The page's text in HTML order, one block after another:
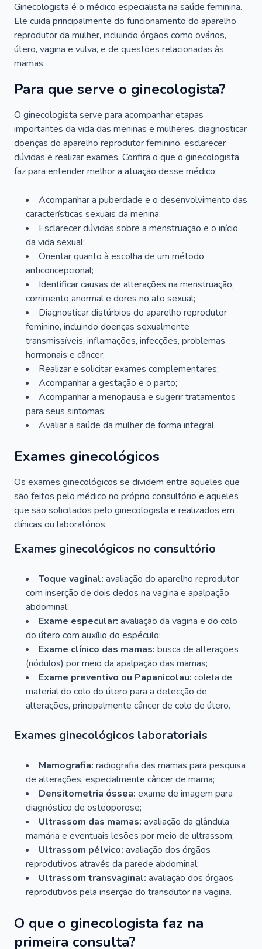
Ginecologista é o médico especialista na saúde feminina.
Ele cuida principalmente do funcionamento do aparelho
reprodutor da mulher, incluindo órgãos como ovários,
útero, vagina e vulva, e de questões relacionadas às
mamas.
Para que serve o ginecologista?
O ginecologista serve para acompanhar etapas
importantes da vida das meninas e mulheres, diagnosticar
doenças do aparelho reprodutor feminino, esclarecer
dúvidas e realizar exames. Confira o que o ginecologista
faz para entender melhor a atuação desse médico:
Acompanhar a puberdade e o desenvolvimento das
características sexuais da menina;
Esclarecer dúvidas sobre a menstruação e o início
da vida sexual;
Orientar quanto à escolha de um método
anticoncepcional;
Identificar causas de alterações na menstruação,
corrimento anormal e dores no ato sexual;
Diagnosticar distúrbios do aparelho reprodutor
feminino, incluindo doenças sexualmente
transmissíveis, inflamações, infecções, problemas
hormonais e câncer;
Realizar e solicitar exames complementares;
Acompanhar a gestação e o parto;
Acompanhar a menopausa e sugerir tratamentos
para seus sintomas;
Avaliar a saúde da mulher de forma integral.
Exames ginecológicos
Os exames ginecológicos se dividem entre aqueles que
são feitos pelo médico no próprio consultório e aqueles
que são solicitados pelo ginecologista e realizados em
clínicas ou laboratórios.
Exames ginecológicos no consultório
Toque vaginal: avaliação do aparelho reprodutor
com inserção de dois dedos na vagina e apalpação
abdominal;
Exame especular: avaliação da vagina e do colo
do útero com auxílio do espéculo;
Exame clínico das mamas: busca de alterações
(nódulos) por meio da apalpação das mamas;
Exame preventivo ou Papanicolau: coleta de
material do colo do útero para a detecção de
alterações, principalmente câncer de colo de útero.
Exames ginecológicos laboratoriais
Mamografia: radiografia das mamas para pesquisa
de alterações, especialmente câncer de mama;
Densitometria óssea: exame de imagem para
diagnóstico de osteoporose;
Ultrassom das mamas: avaliação da glândula
mamária e eventuais lesões por meio de ultrassom;
Ultrassom pélvico: avaliação dos órgãos
reprodutivos através da parede abdominal;
Ultrassom transvaginal: avaliação dos órgãos
reprodutivos pela inserção do transdutor na vagina.
O que o ginecologista faz na
primeira consulta?